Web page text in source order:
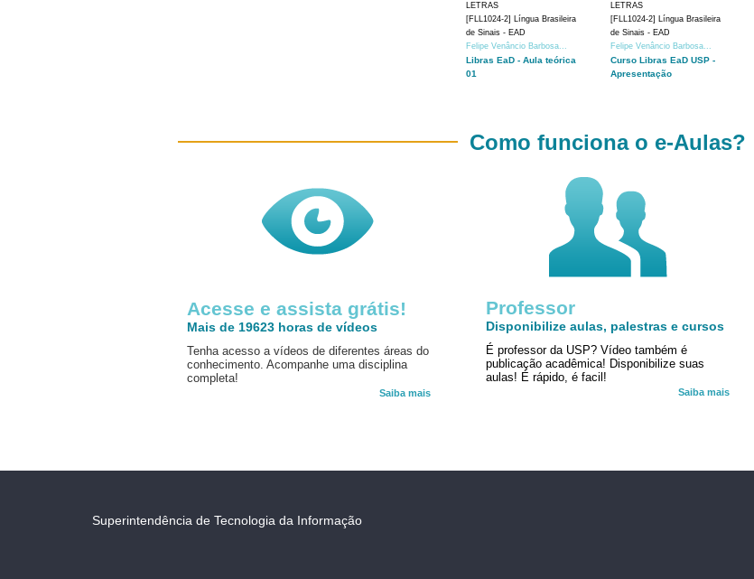
LETRAS
[FLL1024-2] Língua Brasileira
de Sinais - EAD
Felipe Venâncio Barbosa...
Libras EaD - Aula teórica
01
LETRAS
[FLL1024-2] Língua Brasileira
de Sinais - EAD
Felipe Venâncio Barbosa...
Curso Libras EaD USP -
Apresentação
Acesse e assista grátis!
Mais de 19623 horas de vídeos
Tenha acesso a vídeos de diferentes áreas do
conhecimento. Acompanhe uma disciplina
completa!
Saiba mais
Como funciona o e-Aulas?
Professor
Disponibilize aulas, palestras e cursos
É professor da USP? Vídeo também é
publicação acadêmica! Disponibilize suas
aulas! É rápido, é facil!
Saiba mais
Superintendência de Tecnologia da Informação